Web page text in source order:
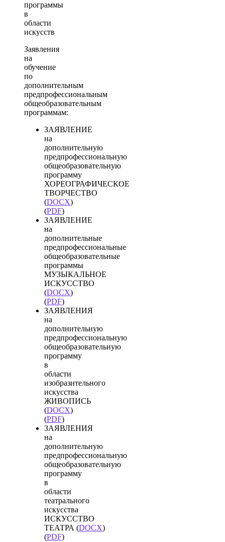
программы
в
области
искусств
Заявления
на
обучение
по
дополнительным
предпрофессиональным
общеобразовательным
программам:
ЗАЯВЛЕНИЕ
на
дополнительную
предпрофессиональную
общеобразовательную
программу
ХОРЕОГРАФИЧЕСКОЕ
ТВОРЧЕСТВО
(DOCX)
(PDF)
ЗАЯВЛЕНИЕ
на
дополнительные
предпрофессиональные
общеобразовательные
программы
МУЗЫКАЛЬНОЕ
ИСКУССТВО
(DOCX)
(PDF)
ЗАЯВЛЕНИЯ
на
дополнительную
предпрофессиональную
общеобразовательную
программу
в
области
изобразительного
искусства
ЖИВОПИСЬ
(DOCX)
(PDF)
ЗАЯВЛЕНИЯ
на
дополнительную
предпрофессиональную
общеобразовательную
программу
в
области
театрального
искусства
ИСКУССТВО
ТЕАТРА (DOCX)
(PDF)